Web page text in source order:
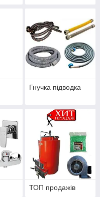
Гнучка підводка
ТОП продажів